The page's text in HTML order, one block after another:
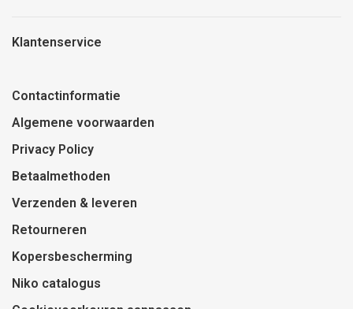
Klantenservice
Contactinformatie
Algemene voorwaarden
Privacy Policy
Betaalmethoden
Verzenden & leveren
Retourneren
Kopersbescherming
Niko catalogus